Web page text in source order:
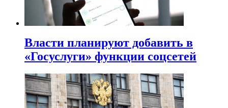
Власти планируют добавить в
«Госуслуги» функции соцсетей